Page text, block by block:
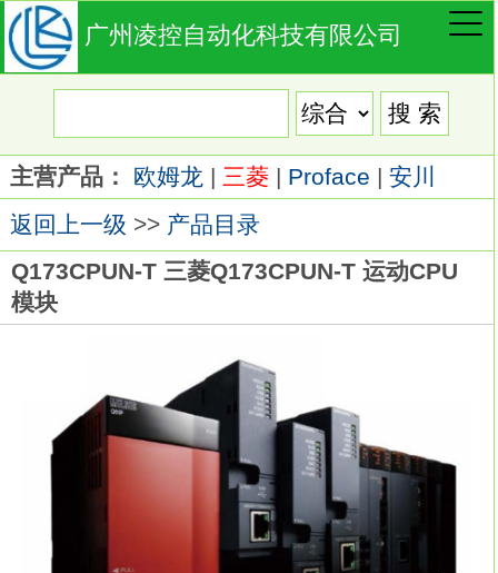
广州凌控自动化科技有限公司
主营产品： 欧姆龙 | 三菱 | Proface | 安川
返回上一级 >> 产品目录
Q173CPUN-T 三菱Q173CPUN-T 运动CPU
模块